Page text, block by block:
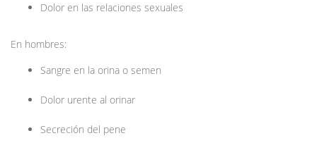
Dolor en las relaciones sexuales
En hombres:
Sangre en la orina o semen
Dolor urente al orinar
Secreción del pene